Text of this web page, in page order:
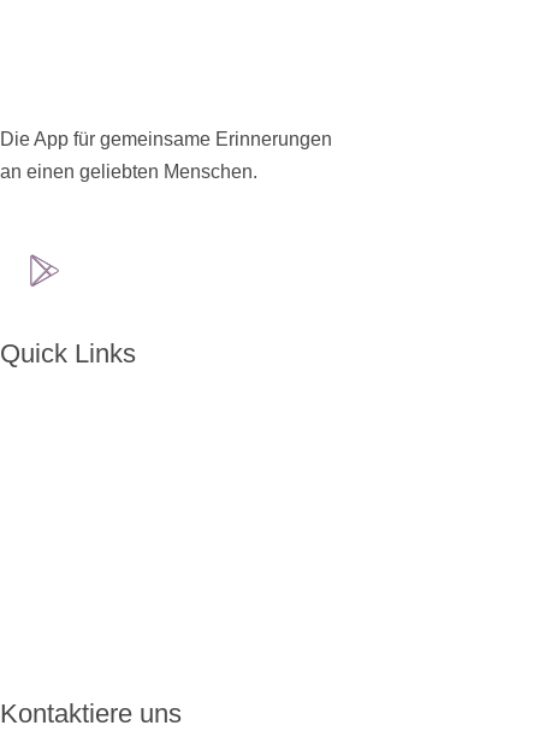
Die App für gemeinsame Erinnerungen
an einen geliebten Menschen.
Quick Links
Kontaktiere uns